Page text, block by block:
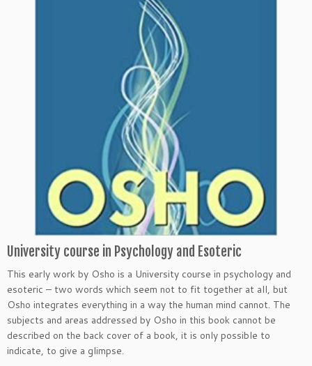
University course in Psychology and Esoteric
This early work by Osho is a University course in psychology and
esoteric – two words which seem not to fit together at all, but
Osho integrates everything in a way the human mind cannot. The
subjects and areas addressed by Osho in this book cannot be
described on the back cover of a book, it is only possible to
indicate, to give a glimpse.